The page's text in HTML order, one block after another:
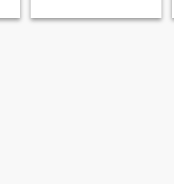
lebe allein, arbeite in der